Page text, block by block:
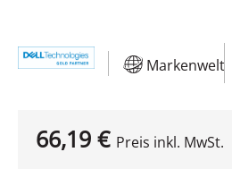
Markenwelt
66,19 € Preis inkl. MwSt.